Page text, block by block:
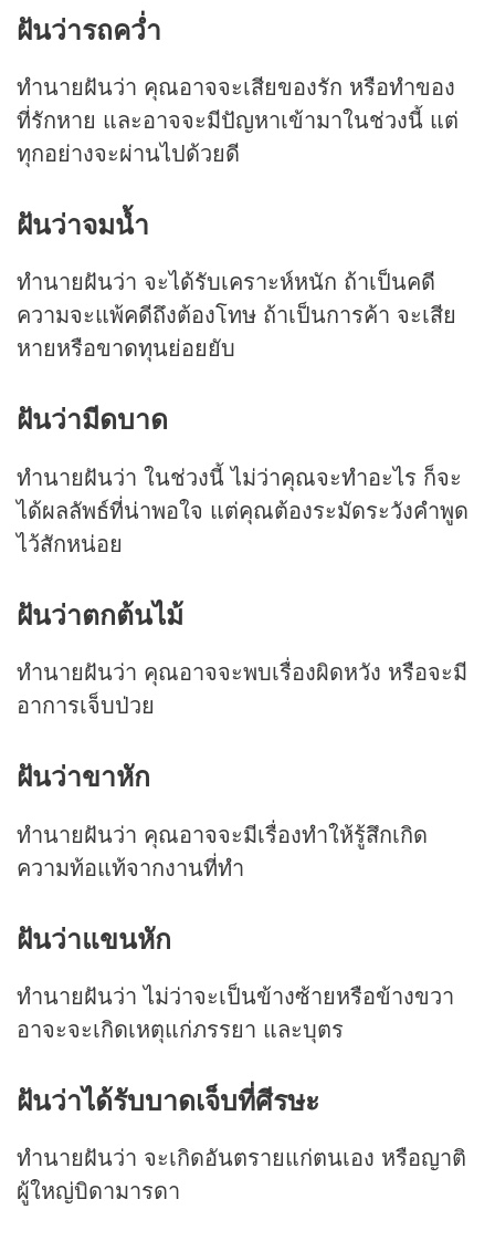
ฝันว่ารถคว่ำ
ทำนายฝันว่า คุณอาจจะเสียของรัก หรือทำของ
ที่รักหาย และอาจจะมีปัญหาเข้ามาในช่วงนี้ แต่
ทุกอย่างจะผ่านไปด้วยดี
ฝันว่าจมน้ำ
ทำนายฝันว่า จะได้รับเคราะห์หนัก ถ้าเป็นคดี
ความจะแพ้คดีถึงต้องโทษ ถ้าเป็นการค้า จะเสีย
หายหรือขาดทุนย่อยยับ
ฝันว่ามีดบาด
ทำนายฝันว่า ในช่วงนี้ ไม่ว่าคุณจะทำอะไร ก็จะ
ได้ผลลัพธ์ที่น่าพอใจ แต่คุณต้องระมัดระวังคำพูด
ไว้สักหน่อย
ฝันว่าตกต้นไม้
ทำนายฝันว่า คุณอาจจะพบเรื่องผิดหวัง หรือจะมี
อาการเจ็บป่วย
ฝันว่าขาหัก
ทำนายฝันว่า คุณอาจจะมีเรื่องทำให้รู้สึกเกิด
ความท้อแท้จากงานที่ทำ
ฝันว่าแขนหัก
ทำนายฝันว่า ไม่ว่าจะเป็นข้างซ้ายหรือข้างขวา
อาจะจะเกิดเหตุแก่ภรรยา และบุตร
ฝันว่าได้รับบาดเจ็บที่ศีรษะ
ทำนายฝันว่า จะเกิดอันตรายแก่ตนเอง หรือญาติ
ผู้ใหญ่บิดามารดา